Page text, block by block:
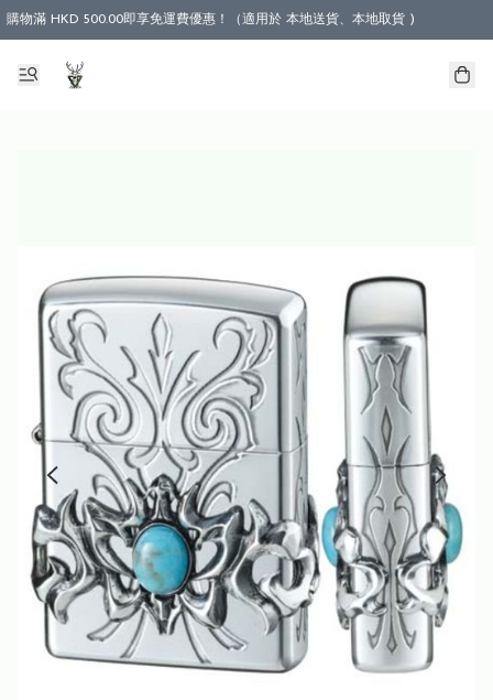
購物滿 HKD 500.00即享免運費優惠！（適用於 本地送貨、本地取貨 )